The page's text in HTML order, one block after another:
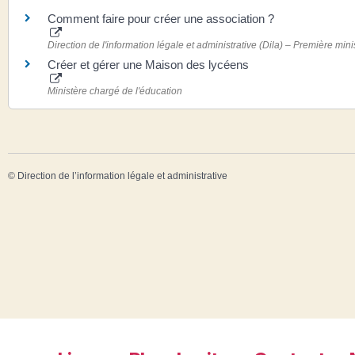
Comment faire pour créer une association ?
Direction de l'information légale et administrative (Dila) – Première
Créer et gérer une Maison des lycéens
Ministère chargé de l'éducation
© Direction de l’information légale et administrative